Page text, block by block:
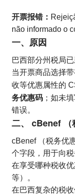
开票报错：
não informado o
一、 原因
巴西部分州税局
当开票商品选择
收等优惠属性的
务优惠码 ；如未
错误。
二、 cBenef （
cBenef （税务优
个字段，用于向
在享受哪种税收
等）。
在巴西复杂的税